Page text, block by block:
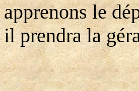
apprenons le
il prendra la